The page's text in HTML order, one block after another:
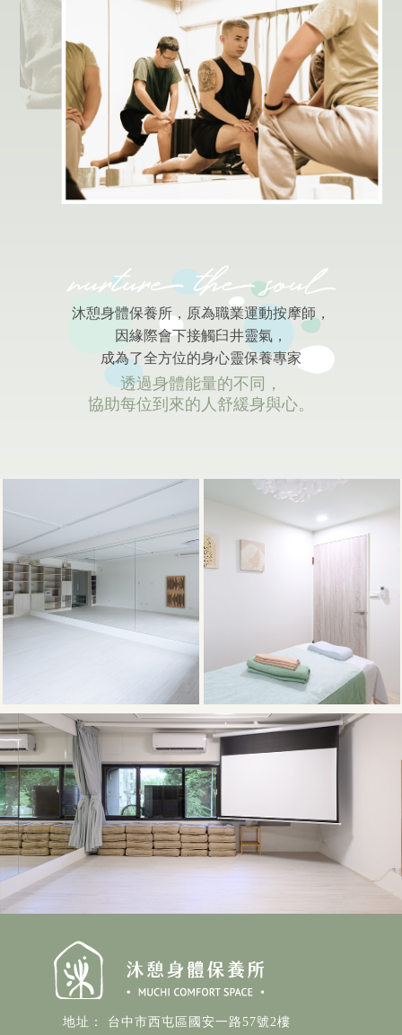
沐憩身體保養所，原為職業運動按摩師，
因緣際會下接觸臼井靈氣，
成為了全方位的身心靈保養專家
透過身體能量的不同，
協助每位到來的人舒緩身與心。
台中市西屯區國安一路57號2樓